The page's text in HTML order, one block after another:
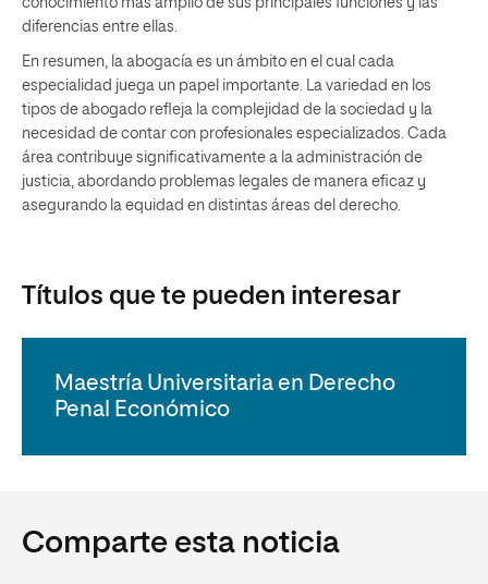
conocimiento más amplio de sus principales funciones y las
diferencias entre ellas.
En resumen, la abogacía es un ámbito en el cual cada
especialidad juega un papel importante. La variedad en los
tipos de abogado refleja la complejidad de la sociedad y la
necesidad de contar con profesionales especializados. Cada
área contribuye significativamente a la administración de
justicia, abordando problemas legales de manera eficaz y
asegurando la equidad en distintas áreas del derecho.
Títulos que te pueden interesar
Maestría Universitaria en Derecho
Penal Económico
Comparte esta noticia